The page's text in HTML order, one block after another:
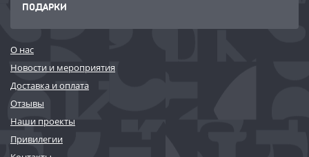
ПОДАРКИ
О нас
Новости и мероприятия
Доставка и оплата
Отзывы
Наши проекты
Привилегии